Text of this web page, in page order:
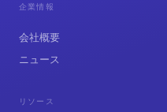
企業情報
会社概要
ニュース
リソース